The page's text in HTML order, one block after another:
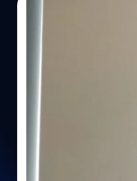
ทีมคอนเทนต์ BT
‘ไทยลีฟ’ ผนึก ‘โอเ
สารสกัด CBD คุณภาพ
บริษัท ไทยลีฟ ไบโอเทคโนโ
ประเทศไทย เดินหน้าแผนผ
กลุ่มเวชสำอาง ผ่านความร่
บอราทอรีส์ จากัด หรือ OSI
แอนด์ เจ อินเตอร์เนชั่นแนล